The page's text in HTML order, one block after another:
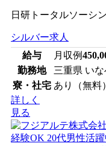
日研トータルソーシ
シルバー求人
給与
月収例
勤務地
三重県 い
寮・社宅 あり（無料）
詳しく
見る